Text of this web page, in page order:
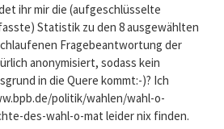
ihr mir die (aufgeschlüsselte
Statistik zu den 8 ausgewählten
Fragebeantwortung der
anonymisiert, sodass kein
in die Quere kommt:-)? Ich
politik/wahlen/wahl-o-
des-wahl-o-mat leider nix finden.